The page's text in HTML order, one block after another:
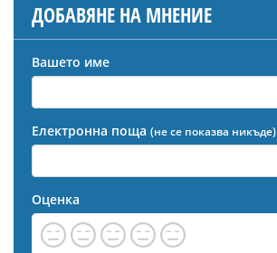
ДОБАВЯНЕ НА МНЕНИЕ
Вашето име
Електронна поща (не се показва никъде)
Оценка